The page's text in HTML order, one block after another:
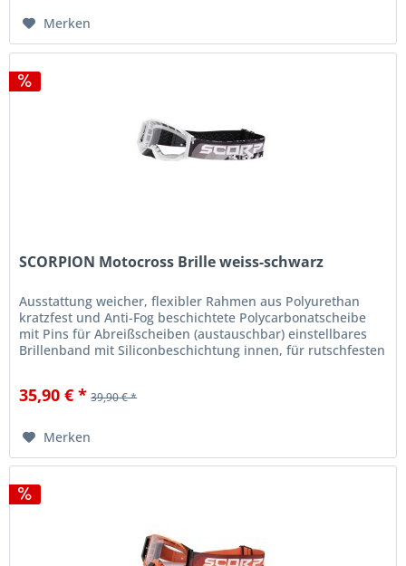
Merken
SCORPION Motocross Brille weiss-schwarz
Ausstattung weicher, flexibler Rahmen aus Polyurethan
kratzfest und Anti-Fog beschichtete Polycarbonatscheibe
mit Pins für Abreißscheiben (austauschbar) einstellbares
Brillenband mit Siliconbeschichtung innen, für rutschfesten
35,90 € * 39,90 € *
Merken